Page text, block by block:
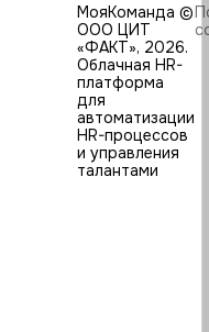
МояКоманда ©
ООО ЦИТ
«ФАКТ», 2026.
Облачная HR-
платформа
для
автоматизации
HR⁠-⁠процессов
и управления
талантами